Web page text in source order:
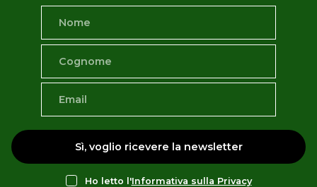
Sì, voglio ricevere la newsletter
Ho letto l'Informativa sulla Privacy